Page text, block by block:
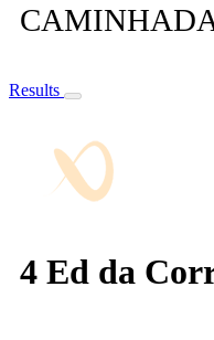
Results
4 Ed da